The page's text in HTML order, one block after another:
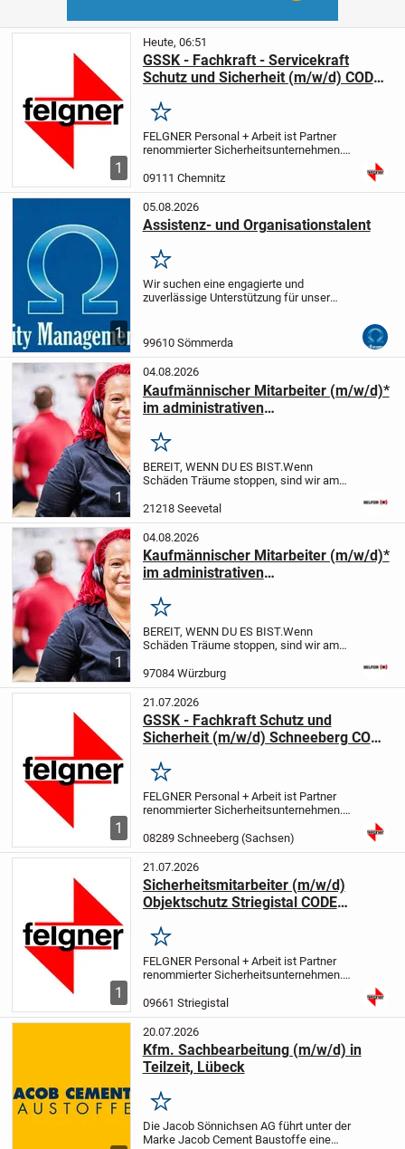
1
Heute, 06:51
GSSK - Fachkraft - Servicekraft
Schutz und Sicherheit (m/w/d) CODE:
Merken
FELGNER Personal + Arbeit ist Partner
renommierter Sicherheitsunternehmen.
Bereich Personalvermittlung tätig. Bei der
nachfolgenden Position handelt es sich
um...
09111 Chemnitz
1
05.08.2026
Assistenz- und Organisationstalent
Merken
Wir suchen eine engagierte und
zuverlässige Unterstützung für unser
Organisationstalent überzeugt.
99610 Sömmerda
1
04.08.2026
Kaufmännischer Mitarbeiter (m/w/d)*
im administrativen
Hamburg
Merken
BEREIT, WENN DU ES BIST.Wenn
Schäden Träume stoppen, sind wir am
drehen wir auf. Und wenn Bänder
stillstehen, setzen wir alle Hebel in
Bewegung. Wir sind der...
21218 Seevetal
1
04.08.2026
Kaufmännischer Mitarbeiter (m/w/d)*
im administrativen
Merken
BEREIT, WENN DU ES BIST.Wenn
Schäden Träume stoppen, sind wir am
drehen wir auf. Und wenn Bänder
stillstehen, setzen wir alle Hebel in
Bewegung. Wir sind der...
97084 Würzburg
1
21.07.2026
GSSK - Fachkraft Schutz und
Sicherheit (m/w/d) Schneeberg CODE
Merken
FELGNER Personal + Arbeit ist Partner
renommierter Sicherheitsunternehmen.
Bereich Personalvermittlung tätig. Bei der
nachfolgenden Position handelt es sich
um...
08289 Schneeberg (Sachsen)
1
21.07.2026
Sicherheitsmitarbeiter (m/w/d)
Objektschutz Striegistal CODE
Merken
FELGNER Personal + Arbeit ist Partner
renommierter Sicherheitsunternehmen.
Bereich Personalvermittlung tätig. Bei der
nachfolgenden Position handelt es sich
um...
09661 Striegistal
20.07.2026
Kfm. Sachbearbeitung (m/w/d) in
Teilzeit, Lübeck
Merken
Die Jacob Sönnichsen AG führt unter der
Marke Jacob Cement Baustoffe eine